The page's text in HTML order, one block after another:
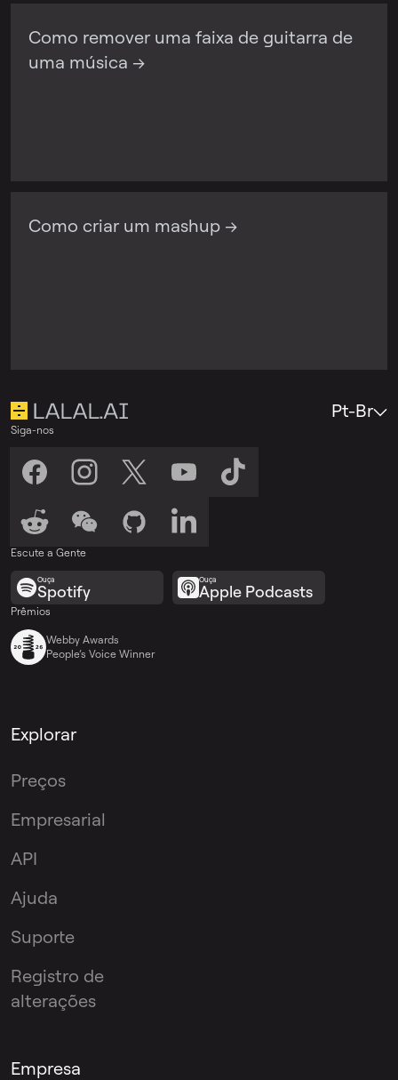
Como remover uma faixa de guitarra de
uma música →
Como criar um mashup →
Siga-nos
Escute a Gente
Ouça
Spotify
Ouça
Apple Podcasts
Prêmios
Webby Awards
People’s Voice Winner
Pt-Br
Explorar
Preços
Empresarial
API
Ajuda
Suporte
Registro de
alterações
Empresa